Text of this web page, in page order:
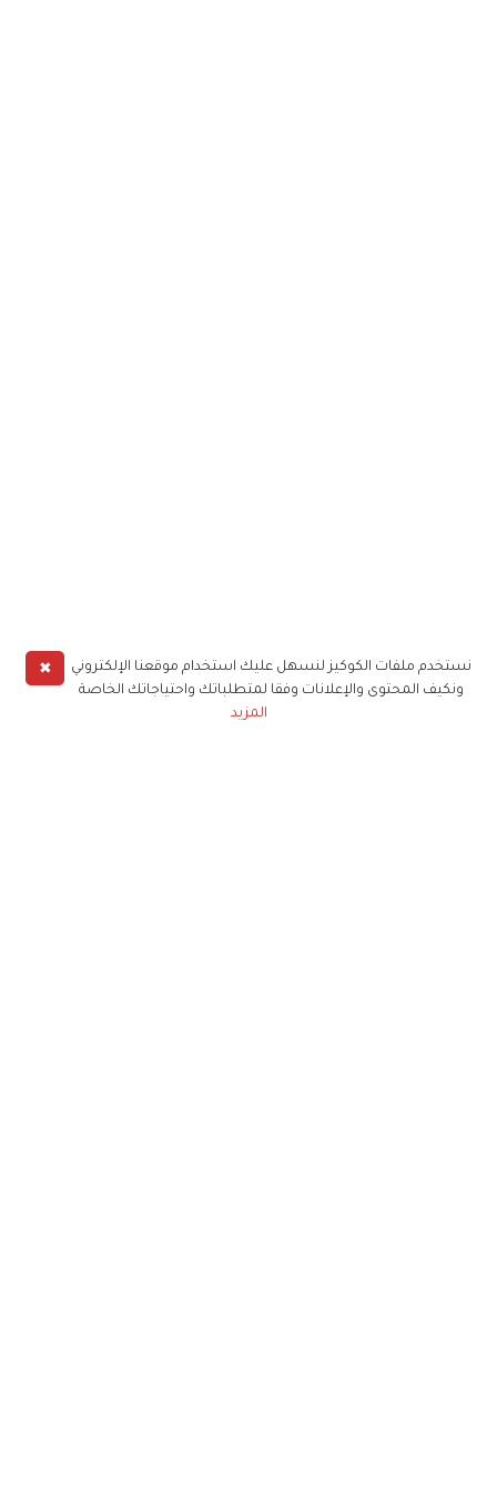
✖
نستخدم ملفات الكوكيز لنسهل عليك استخدام موقعنا الإلكتروني
ونكيف المحتوى والإعلانات وفقا لمتطلباتك واحتياجاتك الخاصة
المزيد